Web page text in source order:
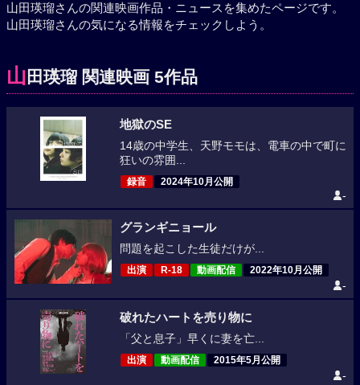
山田瑛瑠さんの関連映画作品・ニュースを集めたページです。
山田瑛瑠さんの気になる情報をチェックしよう。
山 田瑛瑠 関連映画 5作品
地獄のSE
14歳の中学生、天野モモは、電車の中で町に
狂いの雰囲...
録音 2024年10月公開
-
グランギニョール
問題を起こした生徒だけが...
出演 R-18 動画配信 2022年10月公開
-
破れたハートを売り物に
「父と息子」早くに妻を亡...
出演 動画配信 2015年5月公開
-